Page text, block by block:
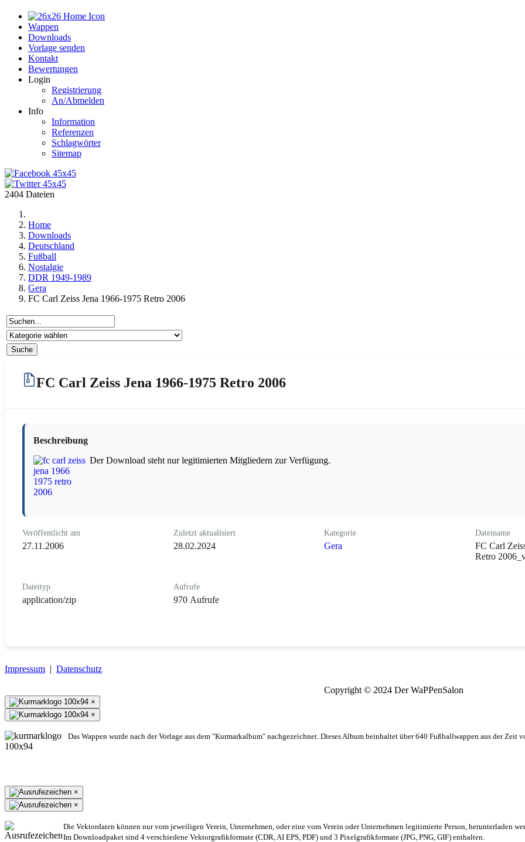
Wappen
Downloads
Vorlage senden
Kontakt
Bewertungen
Login
Registrierung
An/Abmelden
Info
Information
Referenzen
Schlagwörter
Sitemap
2404 Dateien
Home
Downloads
Deutschland
Fußball
Nostalgie
DDR 1949-1989
Gera
FC Carl Zeiss Jena 1966-1975 Retro 2006
FC Carl Zeiss Jena 1966-1975 Retro 2006
Beschreibung
Der Download steht nur legitimierten Mitgliedern zur Verfügung.
Veröffentlicht am
27.11.2006
Zuletzt aktualisiert
28.02.2024
Kategorie
Gera
Dateiname
FC Carl
Retro
Dateityp
application/zip
Aufrufe
970 Aufrufe
Impressum | Datenschutz
Copyright © 2024 Der WaPPenSalon
×
×
Das Wappen wurde nach der Vorlage aus dem "Kurmarkalbum" nachgezeichnet. Dieses Album beinhaltet über 640 Fußballwappen aus der Zeit
×
×
Die Vektordaten können nur vom jeweiligen Verein, Unternehmen, oder eine vom Verein oder Unternehmen legitimierte Person, herunterladen
Im Downloadpaket sind 4 verschiedene Vektorgrafikformate (CDR, AI EPS, PDF) und 3 Pixelgrafikformate (JPG, PNG, GIF) enthalten.